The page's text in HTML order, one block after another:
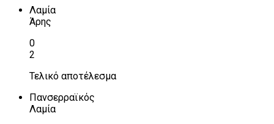
Λαμία
Άρης
0
2
Τελικό αποτέλεσμα
Πανσερραϊκός
Λαμία